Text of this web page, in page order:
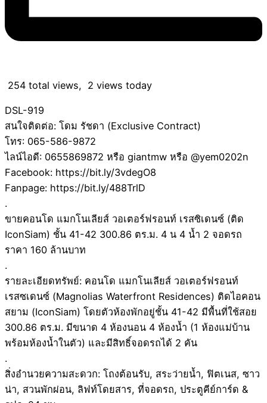
254 total views, 2 views today
DSL-919
สนใจติดต่อ: โดม รัชดา (Exclusive Contract)
โทร: 065-586-9872
ไลน์ไอดี: 0655869872 หรือ giantmw หรือ @yem0202n
Facebook: https://bit.ly/3vdegO8
Fanpage: https://bit.ly/488TrlD
.
ขายคอนโด แมกโนเลียส์ วอเตอร์ฟรอนท์ เรสซิเดนซ์ (ติด
IconSiam) ชั้น 41-42 300.86 ตร.ม. 4 น 4 น้ำ 2 จอดรถ
ราคา 160 ล้านบาท
.
รายละเอียดทรัพย์: คอนโด แมกโนเลียส์ วอเตอร์ฟรอนท์
เรสซเดนซ์ (Magnolias Waterfront Residences) ติดไอคอน
สยาม (IconSiam) โดยตัวห้องพักอยู่ชั้น 41-42 มีพื้นที่ใช้สอย
300.86 ตร.ม. มีขนาด 4 ห้องนอน 4 ห้องน้ำ (1 ห้องแม่บ้าน
พร้อมห้องน้ำในตัว) และมีสิทธิ์จอดรถได้ 2 คัน
.
สิ่งอำนวยความสะดวก: โถงต้อนรับ, สระว่ายน้ำ, ฟิตเนส, ซาว
น่า, สวนพักผ่อน, ลิฟท์โดยสาร, ที่จอดรถ, ประตูคีย์การ์ด &